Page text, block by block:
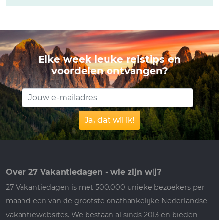
Elke week leuke reistips en
voordelen ontvangen?
Ja, dat wil ik!
Over 27 Vakantiedagen - wie zijn wij?
27 Vakantiedagen is met 500.000 unieke bezoekers per
maand een van de grootste onafhankelijke Nederlandse
vakantiewebsites. We bestaan al sinds 2013 en bieden